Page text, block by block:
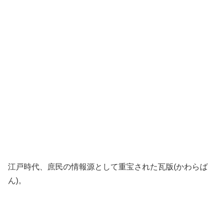
江戸時代、庶民の情報源として重宝された瓦版(かわらば
ん)。